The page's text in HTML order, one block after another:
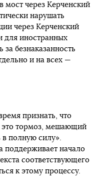
мост через Керченский
нарушать
через Керченский
для иностранных
за безнаказанность
и на всех —
признать, что
это тормоз, мешающий
полную силу».
поддерживает начало
соответствующего
к этому процессу.